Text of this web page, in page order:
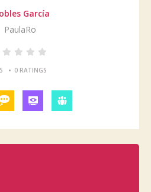
García
PaulaRo
• 0 RATINGS